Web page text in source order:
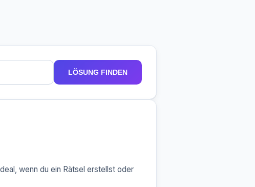
LÖSUNG FINDEN
wenn du ein Rätsel erstellst oder